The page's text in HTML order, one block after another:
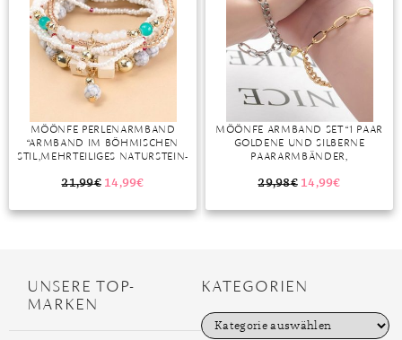
PERIDOT
PYRIT
RUBIN
SAPHIR
TANSANIT
MÖÖNFE PERLENARMBAND
“ARMBAND IM BÖHMISCHEN
STIL,MEHRTEILIGES NATURSTEIN-
21,99€ 14,99€
MÖÖNFE ARMBAND SET “1 PAAR
GOLDENE UND SILBERNE
PAARARMBÄNDER,
29,98€ 14,99€
UNSERE TOP-
MARKEN
KATEGORIEN
K
a